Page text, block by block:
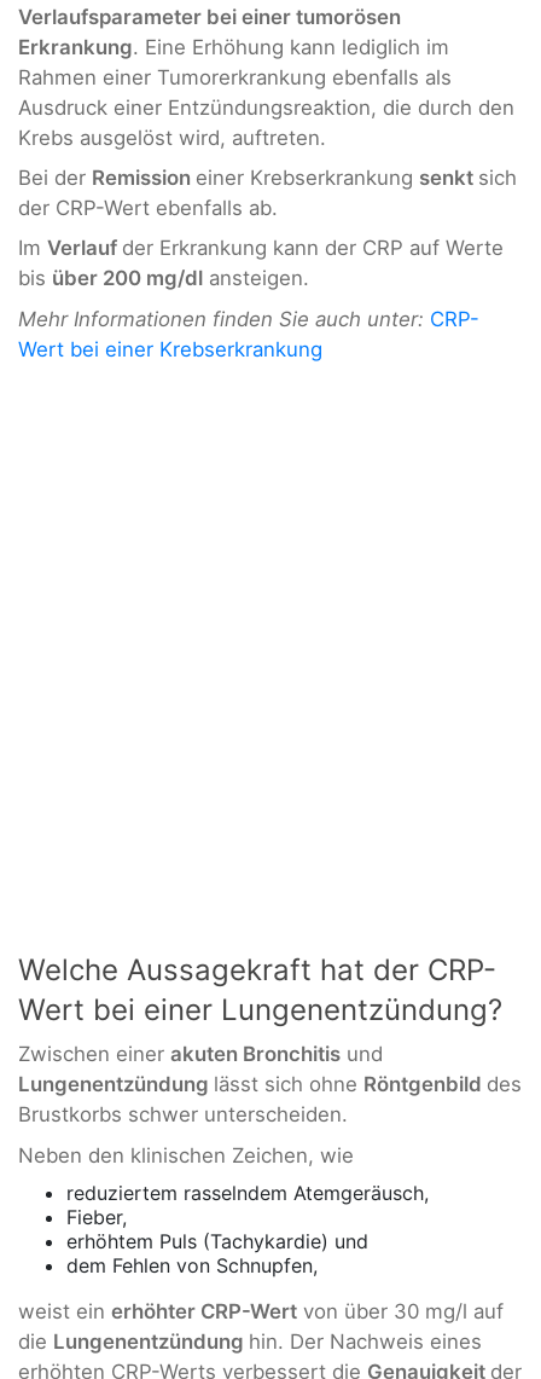
Verlaufsparameter bei einer tumorösen
Erkrankung. Eine Erhöhung kann lediglich im
Rahmen einer Tumorerkrankung ebenfalls als
Ausdruck einer Entzündungsreaktion, die durch den
Krebs ausgelöst wird, auftreten.
Bei der Remission einer Krebserkrankung senkt sich
der CRP-Wert ebenfalls ab.
Im Verlauf der Erkrankung kann der CRP auf Werte
bis über 200 mg/dl ansteigen.
Mehr Informationen finden Sie auch unter: CRP-
Wert bei einer Krebserkrankung
Welche Aussagekraft hat der CRP-
Wert bei einer Lungenentzündung?
Zwischen einer akuten Bronchitis und
Lungenentzündung lässt sich ohne Röntgenbild des
Brustkorbs schwer unterscheiden.
Neben den klinischen Zeichen, wie
reduziertem rasselndem Atemgeräusch,
Fieber,
erhöhtem Puls (Tachykardie) und
dem Fehlen von Schnupfen,
weist ein erhöhter CRP-Wert von über 30 mg/l auf
die Lungenentzündung hin. Der Nachweis eines
erhöhten CRP-Werts verbessert die Genauigkeit der